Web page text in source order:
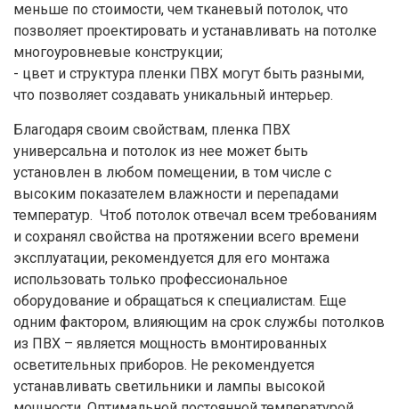
меньше по стоимости, чем тканевый потолок, что
позволяет проектировать и устанавливать на потолке
многоуровневые конструкции;
- цвет и структура пленки ПВХ могут быть разными,
что позволяет создавать уникальный интерьер.
Благодаря своим свойствам, пленка ПВХ
универсальна и потолок из нее может быть
установлен в любом помещении, в том числе с
высоким показателем влажности и перепадами
температур. Чтоб потолок отвечал всем требованиям
и сохранял свойства на протяжении всего времени
эксплуатации, рекомендуется для его монтажа
использовать только профессиональное
оборудование и обращаться к специалистам. Еще
одним фактором, влияющим на срок службы потолков
из ПВХ – является мощность вмонтированных
осветительных приборов. Не рекомендуется
устанавливать светильники и лампы высокой